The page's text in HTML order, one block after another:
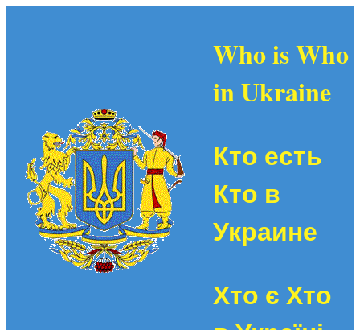
Who is Who
in Ukraine
Кто есть
Кто в
Украине
Хто є Хто